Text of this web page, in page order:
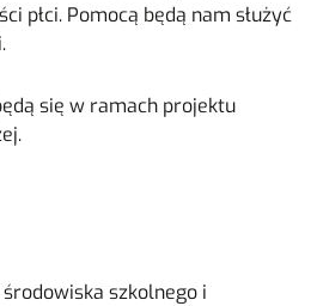
płci. Pomocą będą nam służyć
się w ramach projektu
szkolnego i